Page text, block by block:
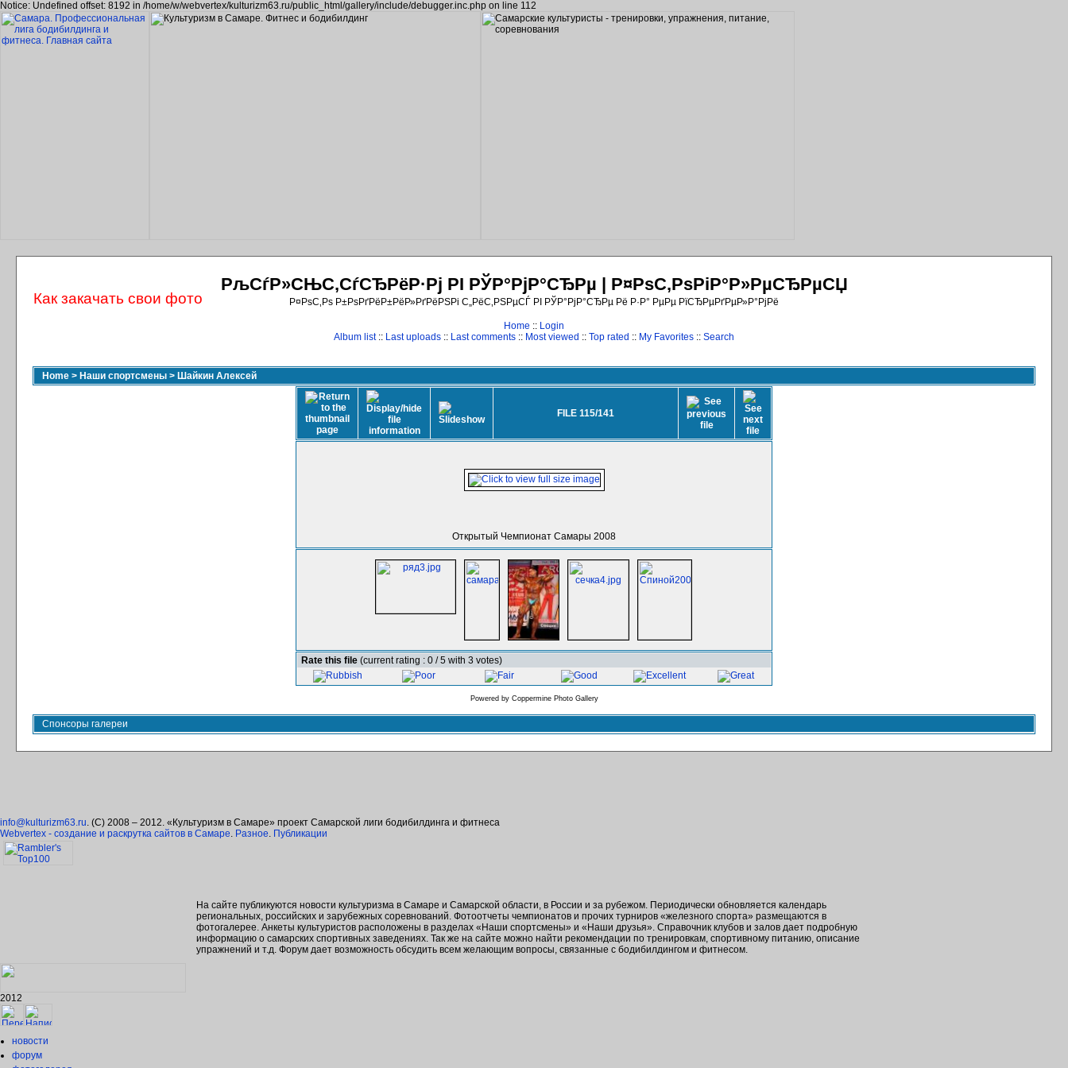
Notice: Undefined offset: 8192 in /home/w/webvertex/kulturizm63.ru/public_html/gallery/include/debugger.inc.php on line 112
РљСѓР»СЊС‚СѓСЂРёР·Рј РІ РЎР°РјР°СЂРµ | Р¤РѕС‚РѕРіР°Р»РµСЂРµСЏ
Р¤РѕС‚Рѕ Р±РѕРґРёР±РёР»РґРёРЅРі С„РёС‚РЅРµСЃ РІ РЎР°РјР°СЂРµ Рё Р·Р° РµРµ РїСЂРµРґРµР»Р°РјРё
Home :: Login
Album list:: Last uploads :: Last comments :: Most viewed :: Top rated :: My Favorites :: Search
Home > Наши спортсмены > Шайкин Алексей
FILE 115/141
Открытый Чемпионат Самары 2008
Rate this file (current rating : 0 / 5 with 3 votes)
Powered by Coppermine Photo Gallery
Спонсоры галереи
info@kulturizm63.ru. (C) 2008 – 2012. «Культуризм в Самаре» проект Самарской лиги бодибилдинга и фитнеса
Webvertex - создание и раскрутка сайтов в Самаре. Разное. Публикации
На сайте публикуются новости культуризма в Самаре и Самарской области, в России и за рубежом. Периодически обновляется календарь
региональных, российских и зарубежных соревнований. Фотоотчеты чемпионатов и прочих турниров «железного спорта» размещаются в
фотогалерее. Анкеты культуристов расположены в разделах «Наши спортсмены» и «Наши друзья». Справочник клубов и залов дает подробную
информацию о самарских спортивных заведениях. Так же на сайте можно найти рекомендации по тренировкам, спортивному питанию, описание
упражнений и т.д. Форум дает возможность обсудить всем желающим вопросы, связанные с бодибилдингом и фитнесом.
2012
новости
форум
Как закачать свои фото